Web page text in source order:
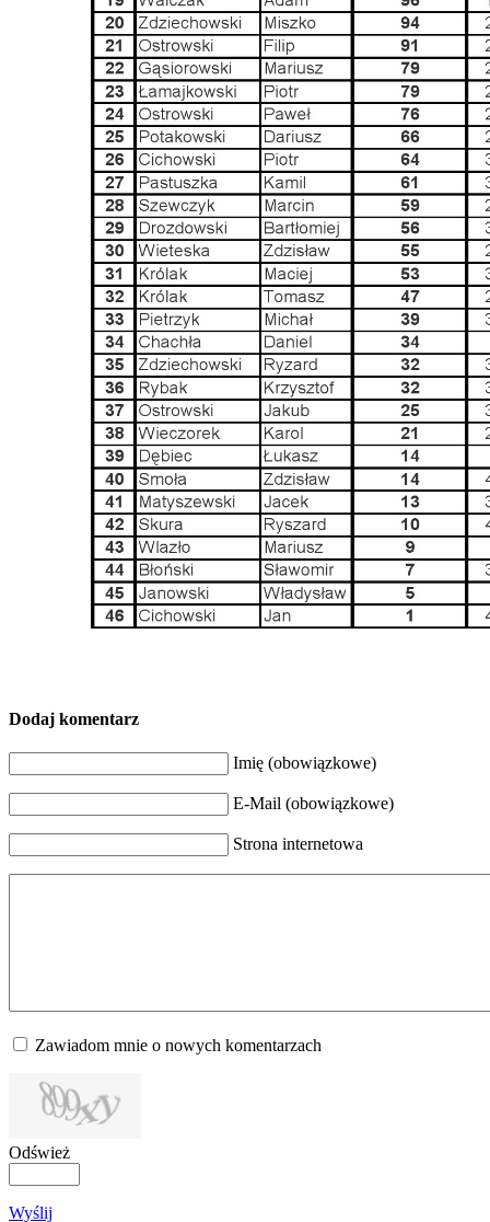
Dodaj komentarz
Imię (obowiązkowe)
E-Mail (obowiązkowe)
Strona internetowa
Zawiadom mnie o nowych komentarzach
Odśwież
Wyślij